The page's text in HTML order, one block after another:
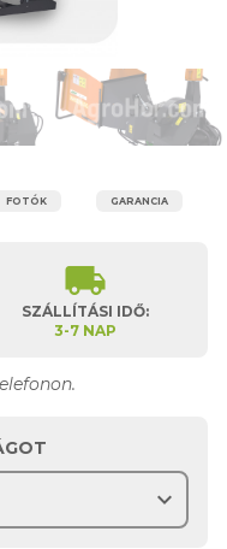
FOTÓK GARANCIA
local_shipping
SZÁLLÍTÁSI IDŐ:
3-7 NAP
expand_more